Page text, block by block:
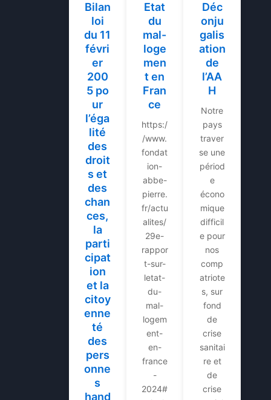
Bilan
loi
du 11
févri
er
200
5 po
ur
l’éga
lité
des
droit
s et
des
chan
ces,
la
parti
cipat
ion
et la
citoy
enne
té
des
pers
onne
s
hand
Etat
du
mal-
loge
men
t en
Fran
ce
https:/
/www.
fondat
ion-
abbe-
pierre.
fr/actu
alites/
29e-
rappor
t-sur-
letat-
du-
mal-
logem
ent-
en-
france
-
2024#
Déc
onju
galis
ation
de
l’AA
H
Notre
pays
traver
se une
périod
e
écono
mique
difficil
e pour
nos
comp
atriote
s, sur
fond
de
crise
sanitai
re et
de
crise